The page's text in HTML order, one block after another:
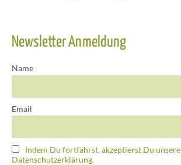
Newsletter Anmeldung
Name
Email
Indem Du fortfährst, akzeptierst Du unsere
Datenschutzerklärung.